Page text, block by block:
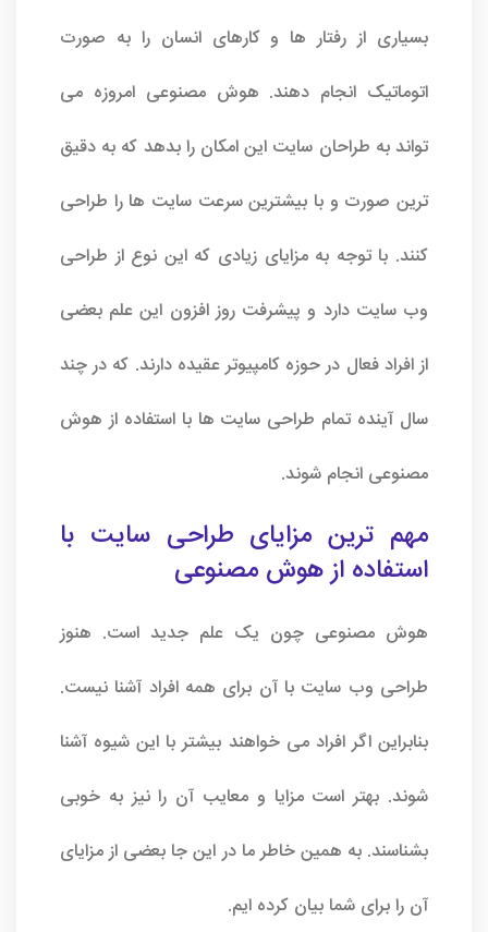
بسیاری از رفتار ها و کارهای انسان را به صورت
اتوماتیک انجام دهند. هوش مصنوعی امروزه می
تواند به طراحان سایت این امکان را بدهد که به دقیق
ترین صورت و با بیشترین سرعت سایت ها را طراحی
کنند. با توجه به مزایای زیادی که این نوع از طراحی
وب سایت دارد و پیشرفت روز افزون این علم بعضی
از افراد فعال در حوزه کامپیوتر عقیده دارند. که در چند
سال آینده تمام طراحی سایت ها با استفاده از هوش
مصنوعی انجام شوند.
مهم ترین مزایای طراحی سایت با
استفاده از هوش مصنوعی
هوش مصنوعی چون یک علم جدید است. هنوز
طراحی وب سایت با آن برای همه افراد آشنا نیست.
بنابراین اگر افراد می خواهند بیشتر با این شیوه آشنا
شوند. بهتر است مزایا و معایب آن را نیز به خوبی
بشناسند. به همین خاطر ما در این جا بعضی از مزایای
آن را برای شما بیان کرده ایم.